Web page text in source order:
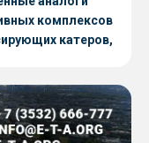
комплексов
катеров,